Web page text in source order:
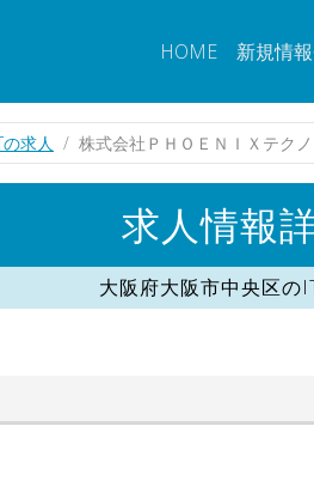
HOME 新規情
求人 株式会社ＰＨＯＥＮＩＸテク
求人情報
大阪府大阪市中央区の